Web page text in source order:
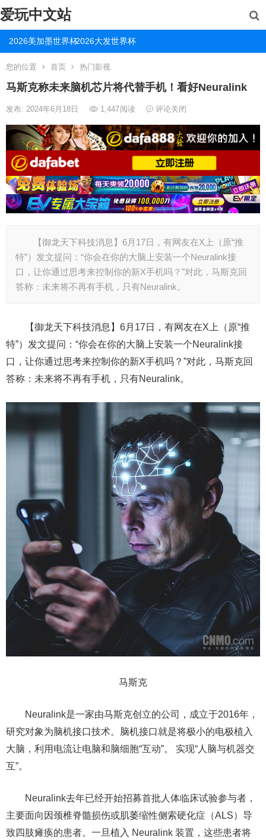
爱玩中文站
2026美加墨世界杯2026大发世界杯
您的位置 首页 热门影视
马斯克称未来脑机芯片将代替手机！看好Neuralink
发布: 2024年6月18日 1,447阅读 评论关闭
【御龙天下科技消息】6月17日，有网友在X上（原“推
特”）发文提问：“你会在你的大脑上安装一个Neuralink接
口，让你通过思考来控制你的新X手机吗？”对此，马斯克回
答称：未来将不再有手机，只有Neuralink。
【御龙天下科技消息】6月17日，有网友在X上（原“推
特”）发文提问：“你会在你的大脑上安装一个Neuralink接
口，让你通过思考来控制你的新X手机吗？”对此，马斯克回
答称：未来将不再有手机，只有Neuralink。
马斯克
Neuralink是一家由马斯克创立的公司，成立于2016年，
研究对象为脑机接口技术。脑机接口就是将极小的电极植入
大脑，利用电流让电脑和脑细胞“互动”。 实现“人脑与机器交
互”。
Neuralink去年已经开始招募首批人体临床试验参与者，
主要面向因颈椎脊髓损伤或肌萎缩性侧索硬化症（ALS）导
致四肢瘫痪的患者。一旦植入 Neuralink 装置，这些患者将